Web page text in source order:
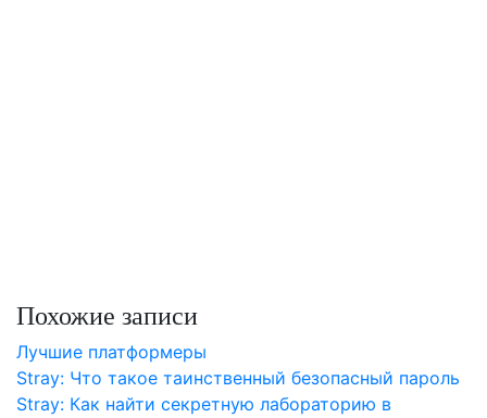
Похожие записи
Лучшие платформеры
Stray: Что такое таинственный безопасный пароль
Stray: Как найти секретную лабораторию в